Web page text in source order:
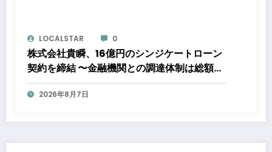
LOCALSTAR 0
株式会社貴瞬、16億円のシンジケートローン
契約を締結 〜金融機関との調達体制は総額約
80億円規模へ。DX・海外展開をはじめとし
た成長投資を加速～
2026年8月7日